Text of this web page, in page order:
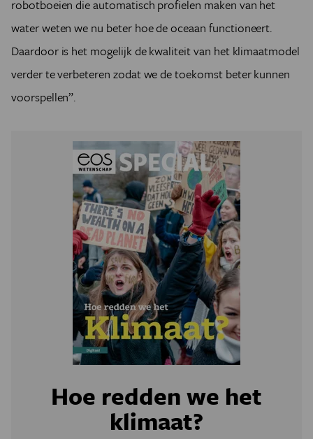
robotboeien die automatisch profielen maken van het
water weten we nu beter hoe de oceaan functioneert.
Daardoor is het mogelijk de kwaliteit van het klimaatmodel
verder te verbeteren zodat we de toekomst beter kunnen
voorspellen”.
Hoe redden we het
klimaat?